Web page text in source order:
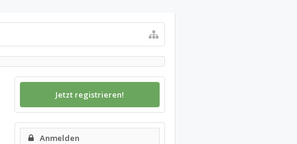
Jetzt registrieren!
Anmelden